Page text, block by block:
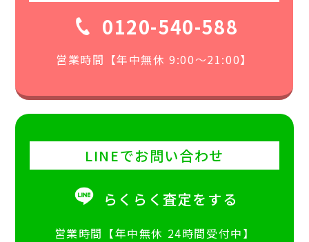
0120-540-588
営業時間【年中無休 9:00〜21:00】
LINEでお問い合わせ
らくらく査定をする
営業時間【年中無休 24時間受付中】